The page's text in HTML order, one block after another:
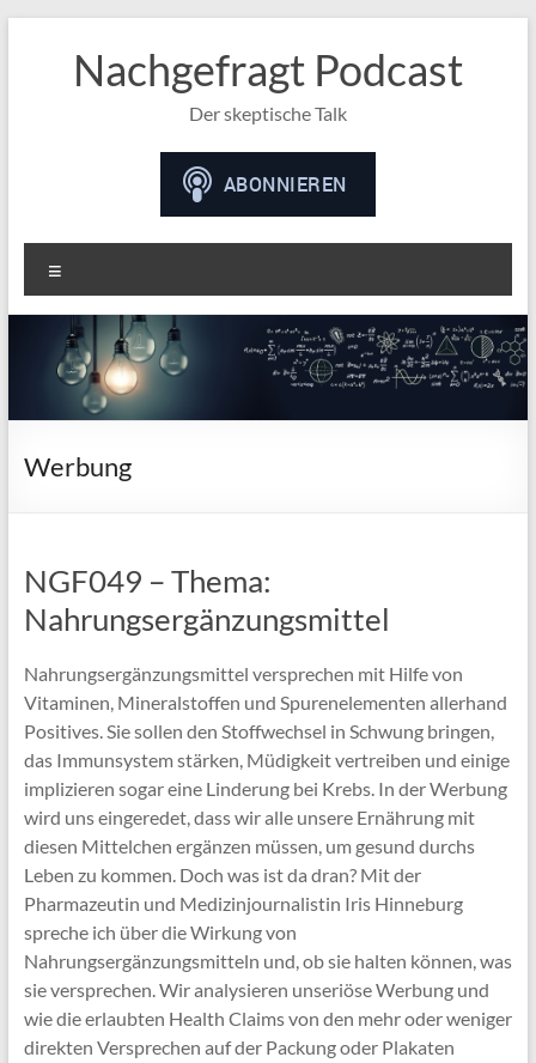
Nachgefragt Podcast
Der skeptische Talk
Werbung
NGF049 – Thema:
Nahrungsergänzungsmittel
Nahrungsergänzungsmittel versprechen mit Hilfe von
Vitaminen, Mineralstoffen und Spurenelementen allerhand
Positives. Sie sollen den Stoffwechsel in Schwung bringen,
das Immunsystem stärken, Müdigkeit vertreiben und einige
implizieren sogar eine Linderung bei Krebs. In der Werbung
wird uns eingeredet, dass wir alle unsere Ernährung mit
diesen Mittelchen ergänzen müssen, um gesund durchs
Leben zu kommen. Doch was ist da dran? Mit der
Pharmazeutin und Medizinjournalistin Iris Hinneburg
spreche ich über die Wirkung von
Nahrungsergänzungsmitteln und, ob sie halten können, was
sie versprechen. Wir analysieren unseriöse Werbung und
wie die erlaubten Health Claims von den mehr oder weniger
direkten Versprechen auf der Packung oder Plakaten